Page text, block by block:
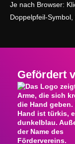
Je nach Browser:
Doppelpfeil-
Gefördert